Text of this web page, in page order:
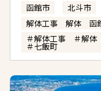
函館市
北斗市
解体工事 解体 函
＃解体工事 ＃解
＃七飯町